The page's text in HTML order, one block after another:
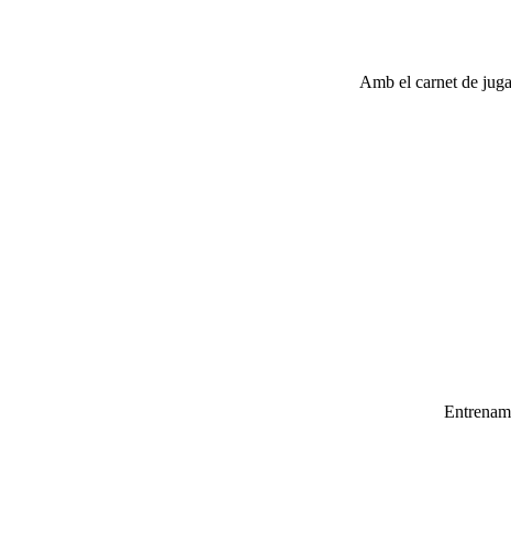
Amb el carnet de